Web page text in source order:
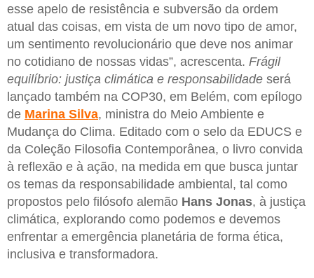
esse apelo de resistência e subversão da ordem
atual das coisas, em vista de um novo tipo de amor,
um sentimento revolucionário que deve nos animar
no cotidiano de nossas vidas”, acrescenta. Frágil
equilíbrio: justiça climática e responsabilidade será
lançado também na COP30, em Belém, com epílogo
de Marina Silva, ministra do Meio Ambiente e
Mudança do Clima. Editado com o selo da EDUCS e
da Coleção Filosofia Contemporânea, o livro convida
à reflexão e à ação, na medida em que busca juntar
os temas da responsabilidade ambiental, tal como
propostos pelo filósofo alemão Hans Jonas, à justiça
climática, explorando como podemos e devemos
enfrentar a emergência planetária de forma ética,
inclusiva e transformadora.